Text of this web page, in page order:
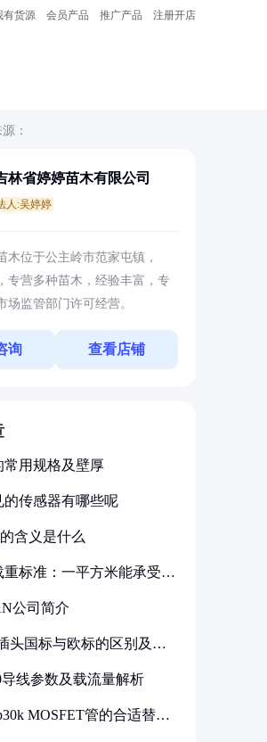
有货源 会员产品 推广产品 注册开店
：
林省婷婷苗木有限公司
人:吴婷婷
木位于公主岭市范家屯镇，
专营多种苗木，经验丰富，专
场监管部门许可经营。
询 查看店铺
常用规格及壁厚
的传感器有哪些呢
含义是什么
重标准：一平方米能承受多
公司简介
头国标与欧标的区别及其
导线参数及载流量解析
MOSFET管的合适替代